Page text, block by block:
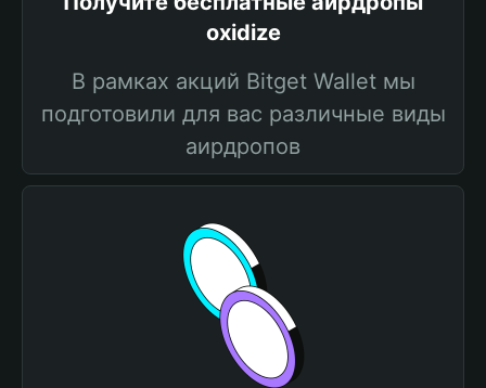
oxidize
В рамках акций Bitget Wallet мы
подготовили для вас различные виды
аирдропов